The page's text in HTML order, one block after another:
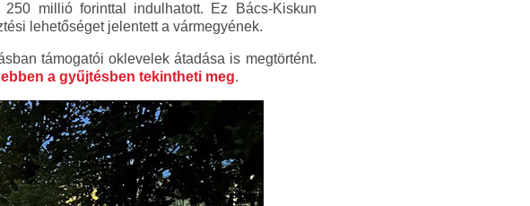
millió forinttal indulhatott. Ez Bács-Kiskun
lehetőséget jelentett a vármegyének.
támogatói oklevelek átadása is megtörtént.
ebben a gyűjtésben tekintheti meg.